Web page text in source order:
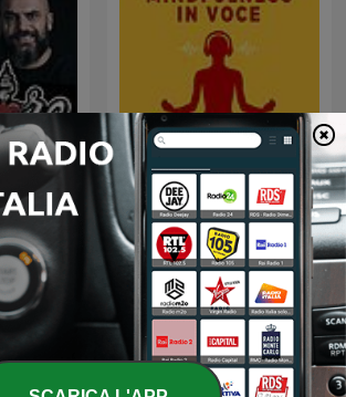
Mindfulness in Voce